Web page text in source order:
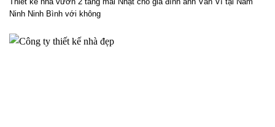
Ninh Ninh Bình với không